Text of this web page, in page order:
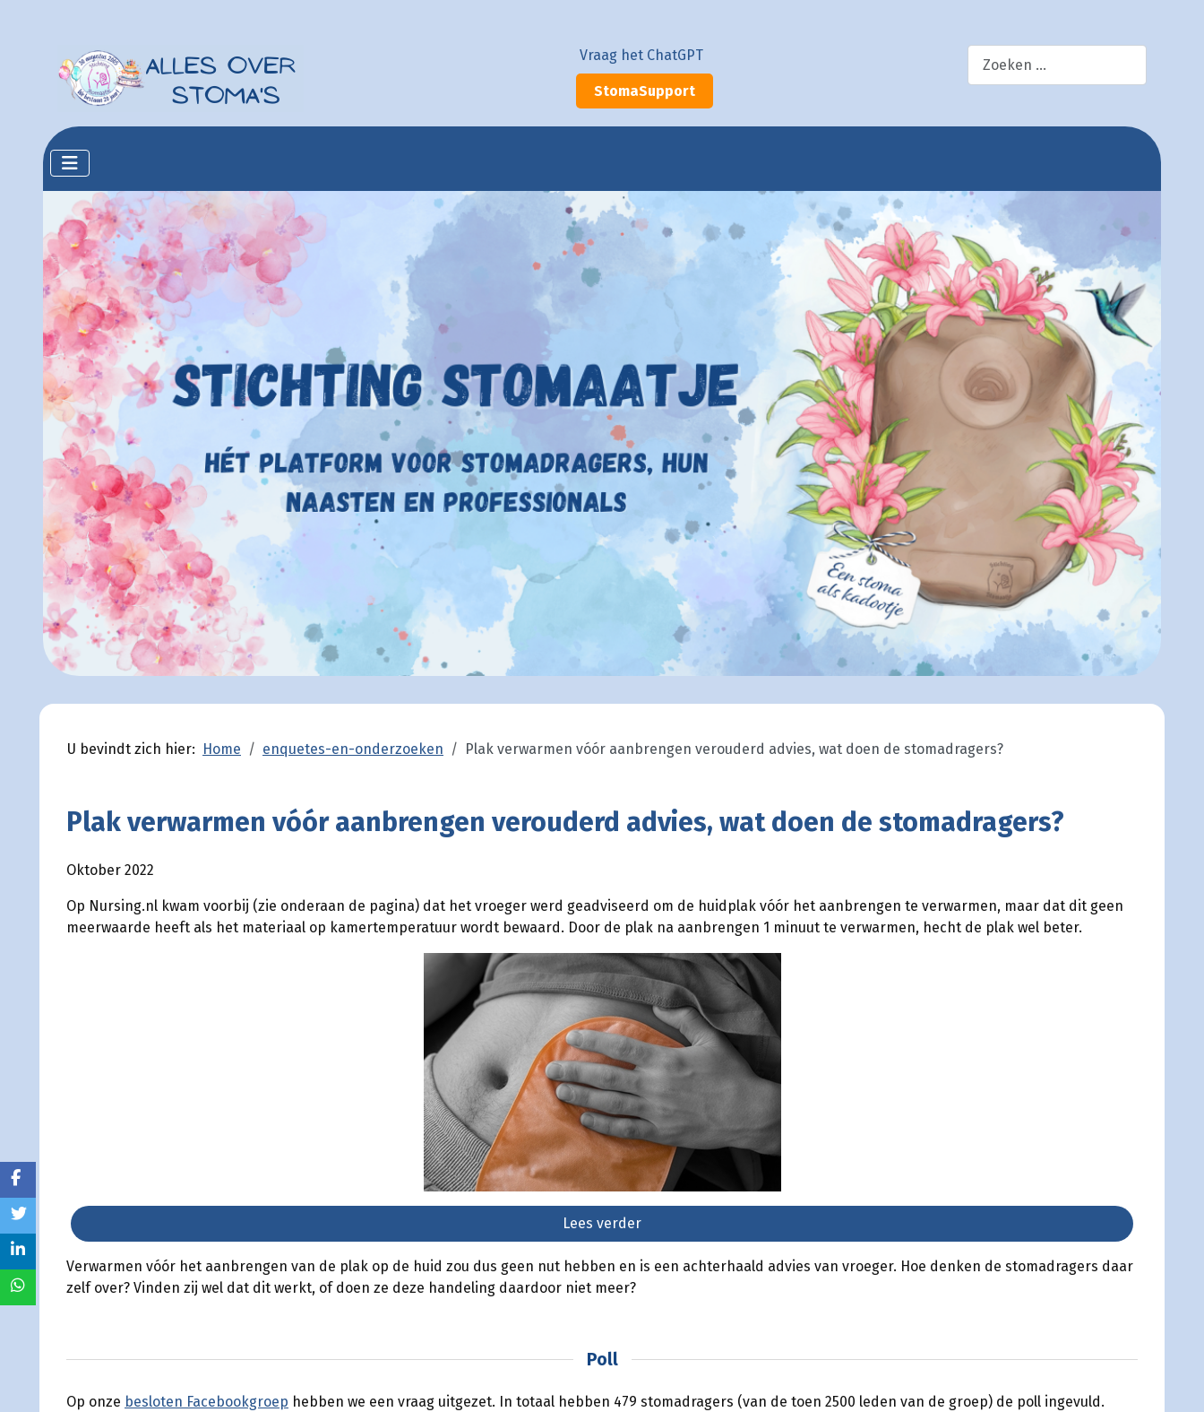
Vraag het ChatGPT
StomaSupport
U bevindt zich hier: Home enquetes-en-onderzoeken Plak verwarmen vóór aanbrengen verouderd advies, wat doen de stomadragers?
Plak verwarmen vóór aanbrengen verouderd advies, wat doen de stomadragers?
Oktober 2022
Op Nursing.nl kwam voorbij (zie onderaan de pagina) dat het vroeger werd geadviseerd om de huidplak vóór het aanbrengen te verwarmen, maar dat dit geen
meerwaarde heeft als het materiaal op kamertemperatuur wordt bewaard. Door de plak na aanbrengen 1 minuut te verwarmen, hecht de plak wel beter.
Lees verder
Verwarmen vóór het aanbrengen van de plak op de huid zou dus geen nut hebben en is een achterhaald advies van vroeger. Hoe denken de stomadragers daar
zelf over? Vinden zij wel dat dit werkt, of doen ze deze handeling daardoor niet meer?
Poll
Op onze besloten Facebookgroep hebben we een vraag uitgezet. In totaal hebben 479 stomadragers (van de toen 2500 leden van de groep) de poll ingevuld.